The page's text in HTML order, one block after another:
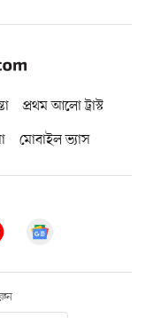
প্রথম আলো ট্রাস্ট
মোবাইল ভ্যাস